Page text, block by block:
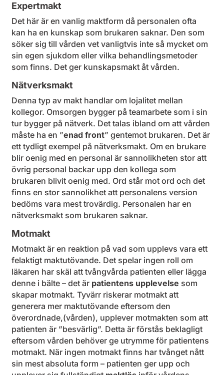
Expertmakt
Det här är en vanlig maktform då personalen ofta
kan ha en kunskap som brukaren saknar. Den som
söker sig till vården vet vanligtvis inte så mycket om
sin egen sjukdom eller vilka behandlingsmetoder
som finns. Det ger kunskapsmakt åt vården.
Nätverksmakt
Denna typ av makt handlar om lojalitet mellan
kollegor. Omsorgen bygger på teamarbete som i sin
tur bygger på nätverk. Det talas ibland om att vården
måste ha en ”enad front” gentemot brukaren. Det är
ett tydligt exempel på nätverksmakt. Om en brukare
blir oenig med en personal är sannolikheten stor att
övrig personal backar upp den kollega som
brukaren blivit oenig med. Ord står mot ord och det
finns en stor sannolikhet att personalens version
bedöms vara mest trovärdig. Personalen har en
nätverksmakt som brukaren saknar.
Motmakt
Motmakt är en reaktion på vad som upplevs vara ett
felaktigt maktutövande. Det spelar ingen roll om
läkaren har skäl att tvångvårda patienten eller lägga
denne i bälte – det är patientens upplevelse som
skapar motmakt. Tyvärr riskerar motmakt att
generera mer maktutövande eftersom den
överordnade,(vården), upplever motmakten som att
patienten är ”besvärlig”. Detta är förstås beklagligt
eftersom vården behöver ge utrymme för patientens
motmakt. När ingen motmakt finns har tvånget nått
sin mest absoluta form – patienten ger upp och